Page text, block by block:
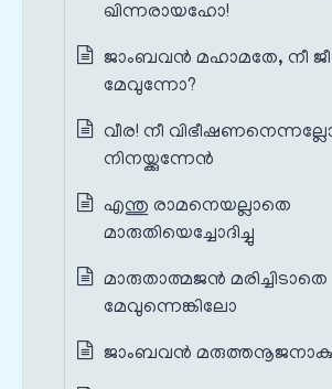
ഖിന്നരായഹോ!
ജാംബവൻ മഹാമതേ, നീ
മേവുന്നോ?
വീര! നീ
നിനയ്ക്കുന്നേൻ
എന്തു രാമനെയല്ലാതെ
മാരുതിയെച്ചോദിച്ചു
മാരുതാത്മജൻ മരിച്ചിടാതെ
മേവുന്നെങ്കിലോ
ജാംബവൻ